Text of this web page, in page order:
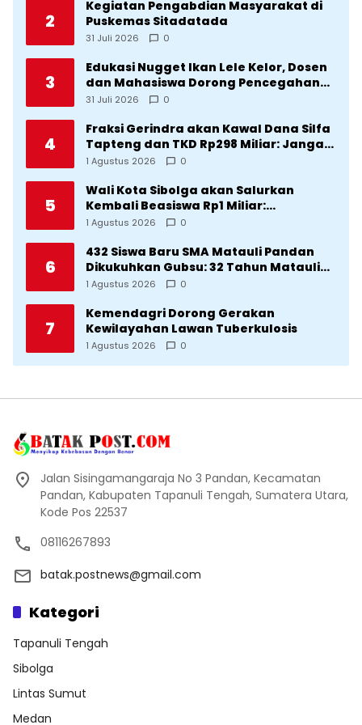
2
Kegiatan Pengabdian Masyarakat di
Puskemas Sitadatada
31 Juli 2026 0
3
Edukasi Nugget Ikan Lele Kelor, Dosen
dan Mahasiswa Dorong Pencegahan
Stunting di Desa Silangkitang
31 Juli 2026 0
4
Fraksi Gerindra akan Kawal Dana Silfa
Tapteng dan TKD Rp298 Miliar: Jangan
Sampai Pekerjaan Pusat dan Provinsi
1 Agustus 2026 0
5
Wali Kota Sibolga akan Salurkan
Kembali Beasiswa Rp1 Miliar:
Diproritaskan Mahasiswa Korban
1 Agustus 2026 0
6
432 Siswa Baru SMA Matauli Pandan
Dikukuhkan Gubsu: 32 Tahun Matauli
Cetak SDM Unggul
1 Agustus 2026 0
7
Kemendagri Dorong Gerakan
Kewilayahan Lawan Tuberkulosis
1 Agustus 2026 0
Jalan Sisingamangaraja No 3 Pandan, Kecamatan
Pandan, Kabupaten Tapanuli Tengah, Sumatera Utara,
Kode Pos 22537
08116267893
batak.postnews@gmail.com
Kategori
Tapanuli Tengah
Sibolga
Lintas Sumut
Medan